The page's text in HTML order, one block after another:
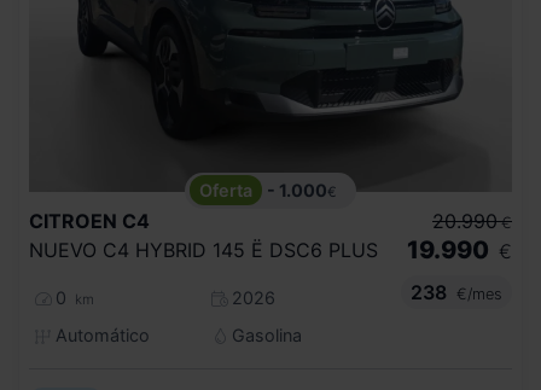
- 1.000€
CITROEN C4
NUEVO C4 HYBRID 145 Ë DSC6 PLUS
0 km
2026
Automático
Gasolina
20.990 €
19.990 €
238
€/mes